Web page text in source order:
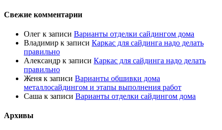
Свежие комментарии
Олег к записи Варианты отделки сайдингом дома
Владимир к записи Каркас для сайдинга надо делать
правильно
Александр к записи Каркас для сайдинга надо делать
правильно
Женя к записи Варианты обшивки дома
металлосайдингом и этапы выполнения работ
Саша к записи Варианты отделки сайдингом дома
Архивы